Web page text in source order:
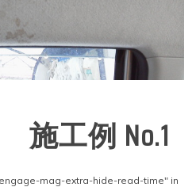
工例 No.1
mag-extra-hide-read-time" in